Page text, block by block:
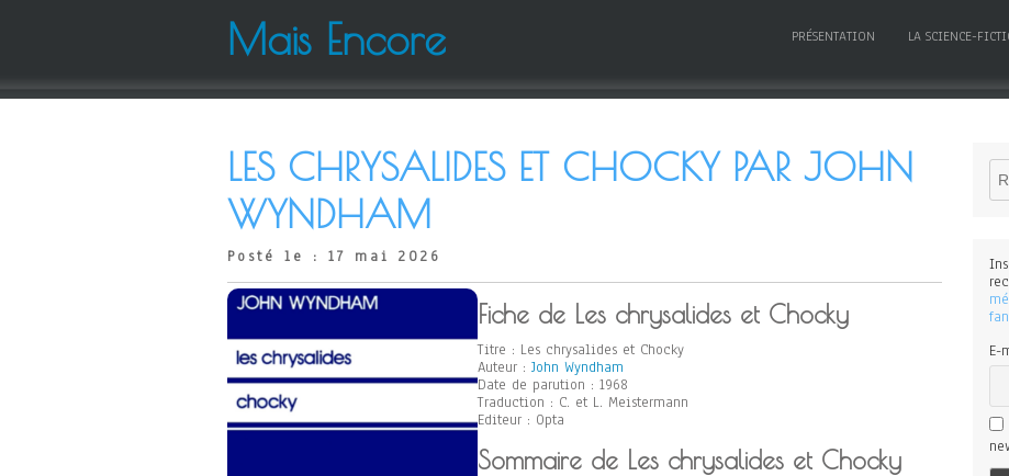
Mais Encore PRÉSENTATION LA SCIENCE-
LES CHRYSALIDES ET CHOCKY PAR JOHN
WYNDHAM
Posté le : 17 mai 2026
Fiche de Les chrysalides et Chocky
Titre : Les chrysalides et Chocky
Auteur : John Wyndham
Date de parution : 1968
Traduction : C. et L. Meistermann
Editeur : Opta
Sommaire de Les chrysalides et Chocky
E-